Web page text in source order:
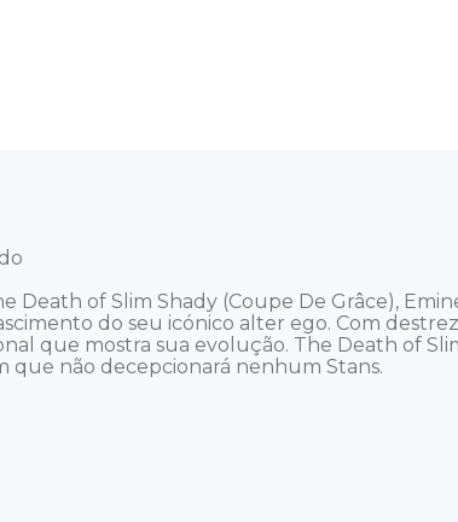
Death of Slim Shady (Coupe De Grâce),
do seu icónico alter ego. Com
que mostra sua evolução. The Death of
que não decepcionará nenhum Stans.